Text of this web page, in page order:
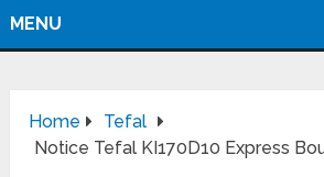
MENU
Home
Tefal
Notice Tefal KI170D10 Express